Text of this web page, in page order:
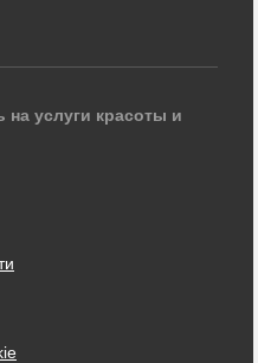
на услуги красоты и